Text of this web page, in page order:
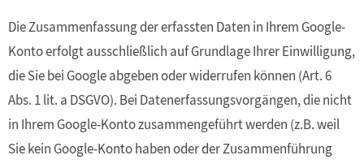
Die Zusammenfassung der erfassten Daten in Ihrem Google-
Konto erfolgt ausschließlich auf Grundlage Ihrer Einwilligung,
die Sie bei Google abgeben oder widerrufen können (Art. 6
Abs. 1 lit. a DSGVO). Bei Datenerfassungsvorgängen, die nicht
in Ihrem Google-Konto zusammengeführt werden (z.B. weil
Sie kein Google-Konto haben oder der Zusammenführung